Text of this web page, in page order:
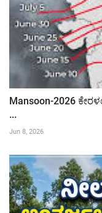
Mansoon-2026
...
Jun 8, 2026